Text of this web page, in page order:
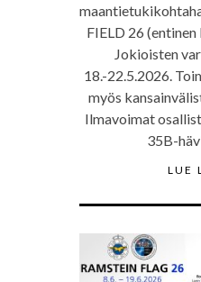
FIELD 26
Jokioisten
18.-22.5.2026.
myös
Ilmavoimat
35B-
LUE